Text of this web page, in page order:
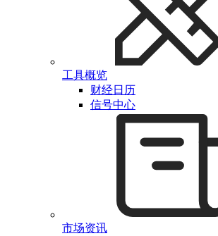
工具概览
财经日历
信号中心
市场资讯